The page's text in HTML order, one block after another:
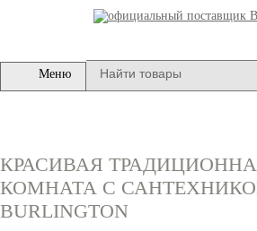
Меню
КРАСИВАЯ
КОМНАТА С
BURLINGTON